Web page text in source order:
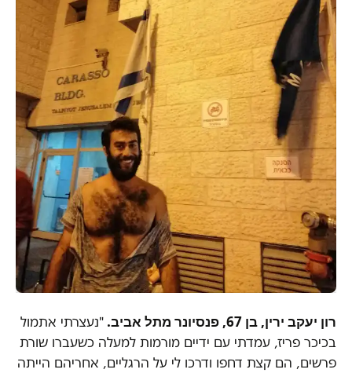
רון יעקב ירין, בן 67, פנסיונר מתל אביב.
"נעצרתי אתמול
בכיכר פריז, עמדתי עם ידיים מורמות למעלה כשעברו שורת
פרשים, הם קצת דחפו ודרכו לי על הרגליים, אחריהם הייתה